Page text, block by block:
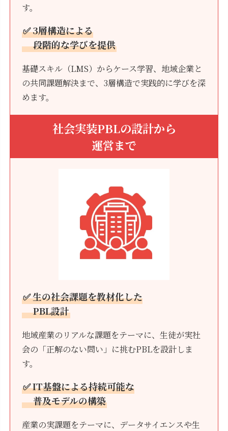
す。
✅ 3層構造による
段階的な学びを提供
基礎スキル（LMS）からケース学習、地域企業と
の共同課題解決まで、3層構造で実践的に学びを深
めます。
社会実装PBLの設計から
運営まで
✅ 生の社会課題を教材化した
PBL設計
地域産業のリアルな課題をテーマに、生徒が実社
会の「正解のない問い」に挑むPBLを設計しま
す。
✅ IT基盤による持続可能な
普及モデルの構築
産業の実課題をテーマに、データサイエンスや生